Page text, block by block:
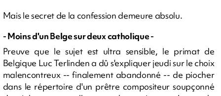
Mais le secret de la confession demeure absolu.
- Moins d'un Belge sur deux catholique -
Preuve que le sujet est ultra sensible, le primat de
Belgique Luc Terlinden a dû s'expliquer jeudi sur le choix
malencontreux -- finalement abandonné -- de piocher
dans le répertoire d'un prêtre compositeur soupçonné